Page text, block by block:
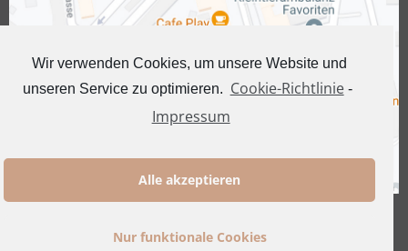
Wir verwenden Cookies, um unsere Website und
unseren Service zu optimieren. Cookie-Richtlinie-
Impressum
Alle akzeptieren
Nur funktionale Cookies